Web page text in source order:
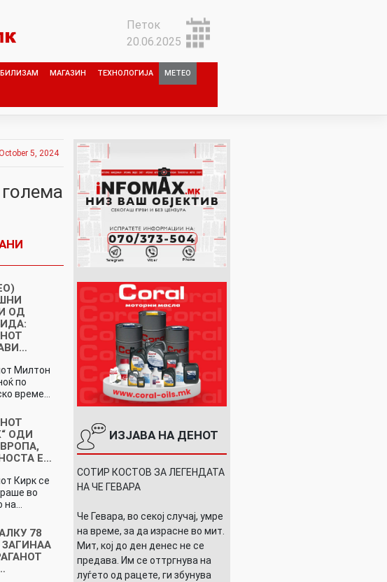
Петок
20.06.2025
МАГАЗИН ТЕХНОЛОГИЈА МЕТЕО
5, 2024
ОД
Милтон
по
време…
ОДИ
Е…
Кирк се
во
78
ИЗЈАВА НА ДЕНОТ
СОТИР КОСТОВ ЗА ЛЕГЕНДАТА
НА ЧЕ ГЕВАРА
Че Гевара, во секој случај, умре
на време, за да израсне во мит.
Мит, кој до ден денес не се
предава. Им се оттргнува на
луѓето од рацете, ги збунува